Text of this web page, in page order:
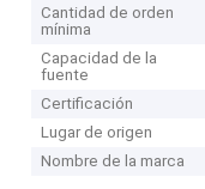
Cantidad de orden
mínima
Capacidad de la
fuente
Certificación
Lugar de origen
Nombre de la marca